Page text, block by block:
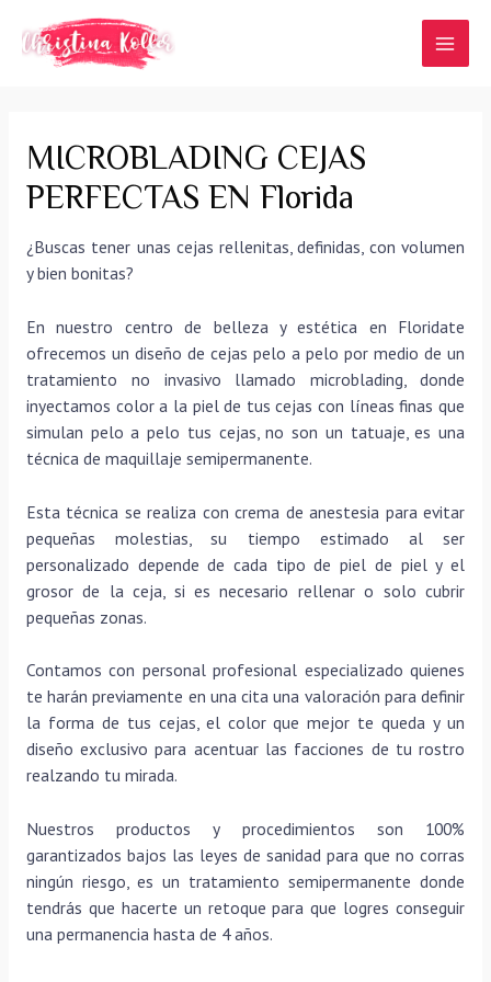
contenido
MICROBLADING CEJAS
PERFECTAS EN Florida
¿Buscas tener unas cejas rellenitas, definidas, con volumen
y bien bonitas?
En nuestro centro de belleza y estética en Floridate
ofrecemos un diseño de cejas pelo a pelo por medio de un
tratamiento no invasivo llamado microblading, donde
inyectamos color a la piel de tus cejas con líneas finas que
simulan pelo a pelo tus cejas, no son un tatuaje, es una
técnica de maquillaje semipermanente.
Esta técnica se realiza con crema de anestesia para evitar
pequeñas molestias, su tiempo estimado al ser
personalizado depende de cada tipo de piel de piel y el
grosor de la ceja, si es necesario rellenar o solo cubrir
pequeñas zonas.
Contamos con personal profesional especializado quienes
te harán previamente en una cita una valoración para definir
la forma de tus cejas, el color que mejor te queda y un
diseño exclusivo para acentuar las facciones de tu rostro
realzando tu mirada.
Nuestros productos y procedimientos son 100%
garantizados bajos las leyes de sanidad para que no corras
ningún riesgo, es un tratamiento semipermanente donde
tendrás que hacerte un retoque para que logres conseguir
una permanencia hasta de 4 años.